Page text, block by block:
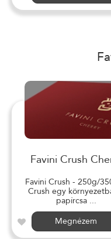
Favini Crush
Favini Crush - 250g/
Crush egy
papírcsa ...
Megnézem